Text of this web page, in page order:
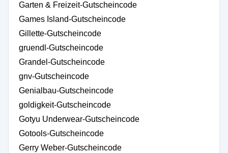
Garten & Freizeit-Gutscheincode
Games Island-Gutscheincode
Gillette-Gutscheincode
gruendl-Gutscheincode
Grandel-Gutscheincode
gnv-Gutscheincode
Genialbau-Gutscheincode
goldigkeit-Gutscheincode
Gotyu Underwear-Gutscheincode
Gotools-Gutscheincode
Gerry Weber-Gutscheincode